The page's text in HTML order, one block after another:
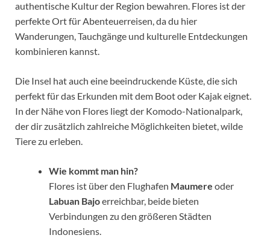
authentische Kultur der Region bewahren. Flores ist der
perfekte Ort für Abenteuerreisen, da du hier
Wanderungen, Tauchgänge und kulturelle Entdeckungen
kombinieren kannst.
Die Insel hat auch eine beeindruckende Küste, die sich
perfekt für das Erkunden mit dem Boot oder Kajak eignet.
In der Nähe von Flores liegt der Komodo-Nationalpark,
der dir zusätzlich zahlreiche Möglichkeiten bietet, wilde
Tiere zu erleben.
Wie kommt man hin?
Flores ist über den Flughafen Maumere oder
Labuan Bajoerreichbar, beide bieten
Verbindungen zu den größeren Städten
Indonesiens.